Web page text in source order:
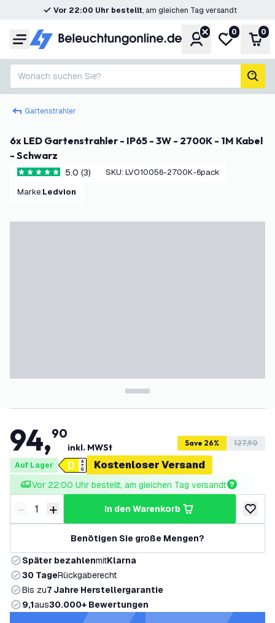
Vor 22:00 Uhr bestellt, am gleichen Tag versandt
Menü KontoMeine
0 0
Wonach suchen Sie?
Gartenstrahler
6x LED Gartenstrahler - IP65 - 3W - 2700K - 1M Kabel
- Schwarz
5 Bewertungssterne
5.0 (3) SKU: LVO10056-2700K-6pack
Marke: Ledvion
94,90
inkl. MWSt Save 26% 127,90
Auf Lager Kostenloser Versand
Vor 22:00 Uhr bestellt, am gleichen Tag versandt
Menge verringern
- Menge erhöhen
+ in den Warenkorb
zur
Benötigen Sie große Mengen?
Später bezahlenmitKlarna
30 TageRückgaberecht
Bis zu7 Jahre Herstellergarantie
9,1aus30.000+ Bewertungen